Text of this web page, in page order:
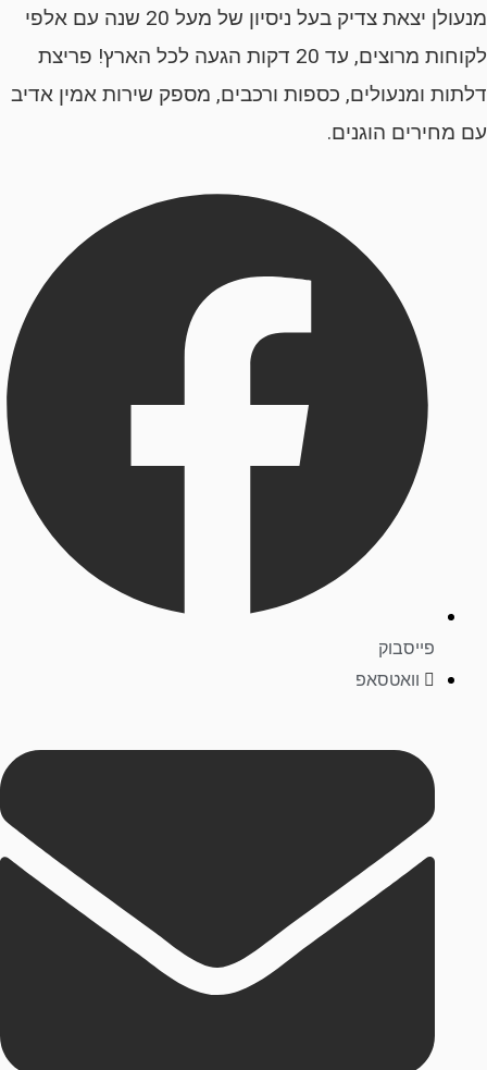
מנעולן יצאת צדיק בעל ניסיון של מעל 20 שנה עם אלפי
לקוחות מרוצים, עד 20 דקות הגעה לכל הארץ! פריצת
ומנעולים, כספות ורכבים, מספק שירות אמין אדיב
הוגנים.
פייסבוק
וואטסאפ